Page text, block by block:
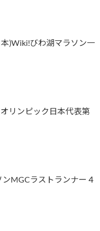
)Wiki!びわ湖マラソン一
リンピック日本代表第
MGCラストランナー４